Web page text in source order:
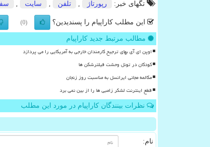
تگهای خبر: رپورتاژ تلفن سایت
این مطلب کاراپیام را پسندیدین؟ (0)
مطالب مرتبط جدید کاراپیام
اوپن ای آی بهای ترجیح کارمندان خارجی به آمریکایی را می پردازد
کودکان در تونل وحشت فیلترشکن ها
مکالمه مجانی ایرانسل به مناسبت روز زنجان
قطع اینترنت لشکر زامبی ها را از بین نمی برد
نظرات بینندگان کاراپیام در مورد این مطلب
نام: